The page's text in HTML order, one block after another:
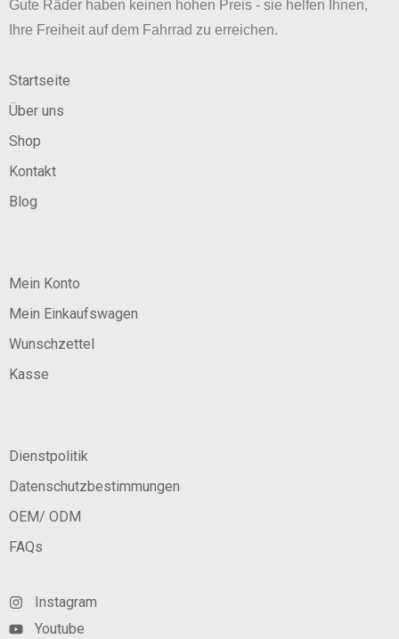
Gute Räder haben keinen hohen Preis - sie helfen Ihnen,
Ihre Freiheit auf dem Fahrrad zu erreichen.
Startseite
Über uns
Shop
Kontakt
Blog
Mein Konto
Mein Einkaufswagen
Wunschzettel
Kasse
Dienstpolitik
Datenschutzbestimmungen
OEM/ ODM
FAQs
Instagram
Youtube